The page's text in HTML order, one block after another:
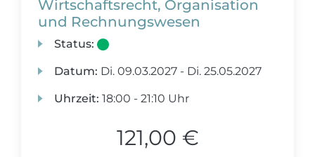
Wirtschaftsrecht, Organisation
und Rechnungswesen
Status:
Datum: Di. 09.03.2027 - Di. 25.05.2027
Uhrzeit: 18:00 - 21:10 Uhr
121,00 €